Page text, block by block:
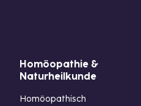
Homöopathie &
Naturheilkunde
Homöopathisch